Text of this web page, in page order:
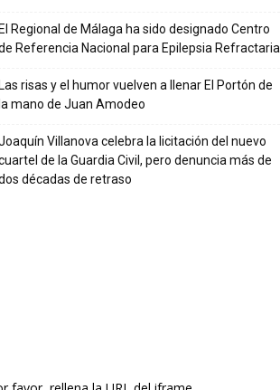
Regional de Málaga ha sido designado Centro
Referencia Nacional para Epilepsia Refractaria
risas y el humor vuelven a llenar El Portón de
mano de Juan Amodeo
Villanova celebra la licitación del nuevo
de la Guardia Civil, pero denuncia más de
décadas de retraso